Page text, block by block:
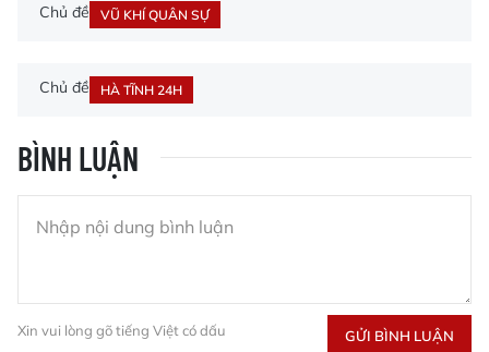
Chủ đề VŨ KHÍ QUÂN SỰ
Chủ đề HÀ TĨNH 24H
BÌNH LUẬN
Xin vui lòng gõ tiếng Việt có dấu GỬI BÌNH LUẬN